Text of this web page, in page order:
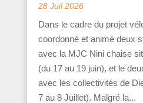
28 Juil 2026
Dans le cadre du projet
coordonné et animé deux
avec la MJC Nini chaise
(du 17 au 19 juin), et le
avec les collectivités de
7 au 8 Juillet). Malgré la...